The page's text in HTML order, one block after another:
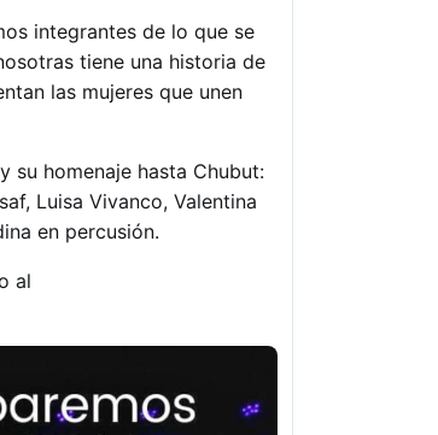
integrantes de lo que se
tiene una historia de
las mujeres que unen
su homenaje hasta Chubut:
Luisa Vivanco, Valentina
en percusión.
al